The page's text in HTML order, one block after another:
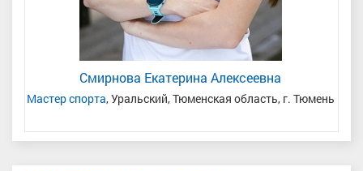
Смирнова Екатерина Алексеевна
Мастер спорта, Уральский, Тюменская область, г. Тюмень